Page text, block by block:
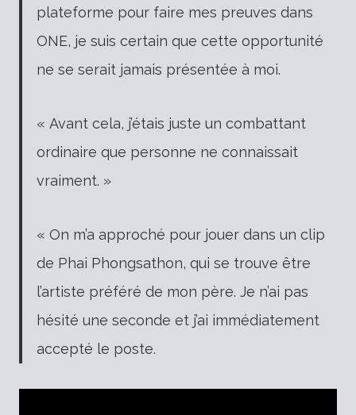
plateforme pour faire mes preuves dans
ONE, je suis certain que cette opportunité
ne se serait jamais présentée à moi.
« Avant cela, j’étais juste un combattant
ordinaire que personne ne connaissait
vraiment. »
« On m’a approché pour jouer dans un clip
de Phai Phongsathon, qui se trouve être
l’artiste préféré de mon père. Je n’ai pas
hésité une seconde et j’ai immédiatement
accepté le poste.